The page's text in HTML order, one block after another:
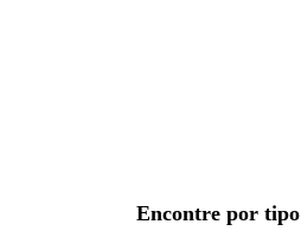
Encontre por